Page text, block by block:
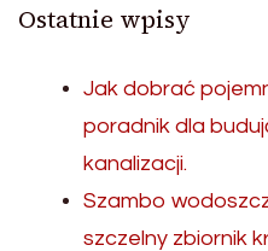
Ostatnie wpisy
Jak dobrać
poradnik dla
kanalizacji.
Szambo
szczelny zbiornik